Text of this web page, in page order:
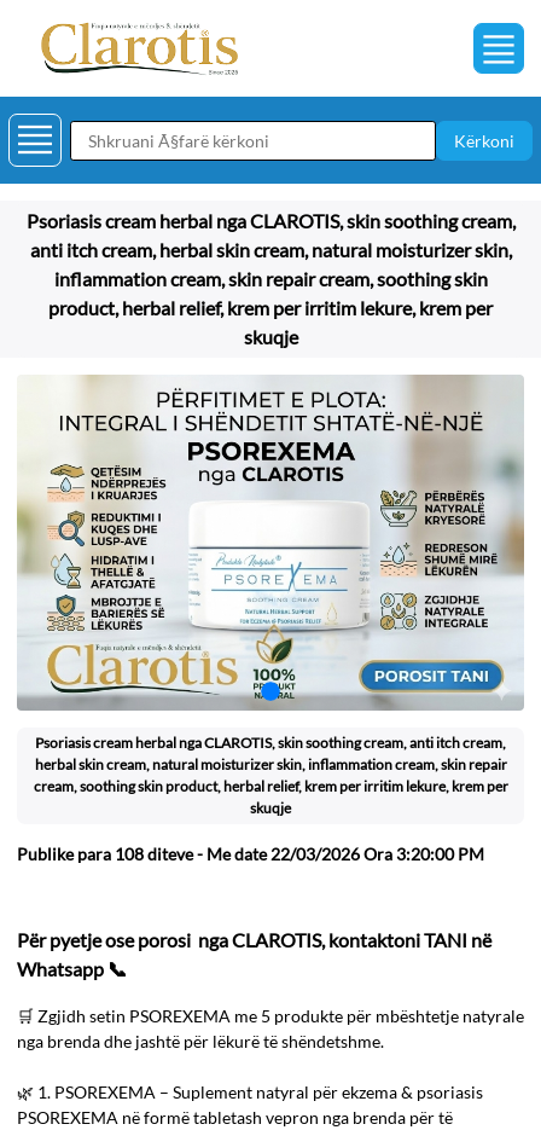
Kërkoni
Psoriasis cream herbal nga CLAROTIS, skin soothing cream,
anti itch cream, herbal skin cream, natural moisturizer skin,
inflammation cream, skin repair cream, soothing skin
product, herbal relief, krem per irritim lekure, krem per
skuqje
Psoriasis cream herbal nga CLAROTIS, skin soothing cream, anti itch cream,
herbal skin cream, natural moisturizer skin, inflammation cream, skin repair
cream, soothing skin product, herbal relief, krem per irritim lekure, krem per
skuqje
Publike para 108 diteve- Me date 22/03/2026 Ora 3:20:00 PM
Për pyetje ose porosi nga CLAROTIS, kontaktoni TANI në
Whatsapp 📞
🛒 Zgjidh setin PSOREXEMA me 5 produkte për mbështetje natyrale
nga brenda dhe jashtë për lëkurë të shëndetshme.
🌿 1. PSOREXEMA – Suplement natyral për ekzema & psoriasis
PSOREXEMA në formë tabletash vepron nga brenda për të